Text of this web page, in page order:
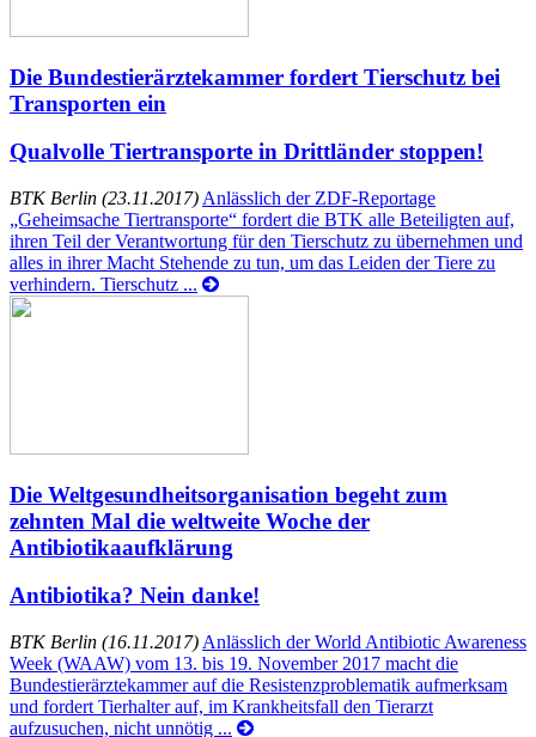
Die Bundestierärztekammer fordert Tierschutz bei
Transporten ein
Qualvolle Tiertransporte in Drittländer stoppen!
BTK Berlin (23.11.2017) Anlässlich der ZDF-Reportage
„Geheimsache Tiertransporte“ fordert die BTK alle Beteiligten auf,
ihren Teil der Verantwortung für den Tierschutz zu übernehmen und
alles in ihrer Macht Stehende zu tun, um das Leiden der Tiere zu
verhindern. Tierschutz ...
Die Weltgesundheitsorganisation begeht zum
zehnten Mal die weltweite Woche der
Antibiotikaaufklärung
Antibiotika? Nein danke!
BTK Berlin (16.11.2017) Anlässlich der World Antibiotic Awareness
Week (WAAW) vom 13. bis 19. November 2017 macht die
Bundestierärztekammer auf die Resistenzproblematik aufmerksam
und fordert Tierhalter auf, im Krankheitsfall den Tierarzt
aufzusuchen, nicht unnötig ...